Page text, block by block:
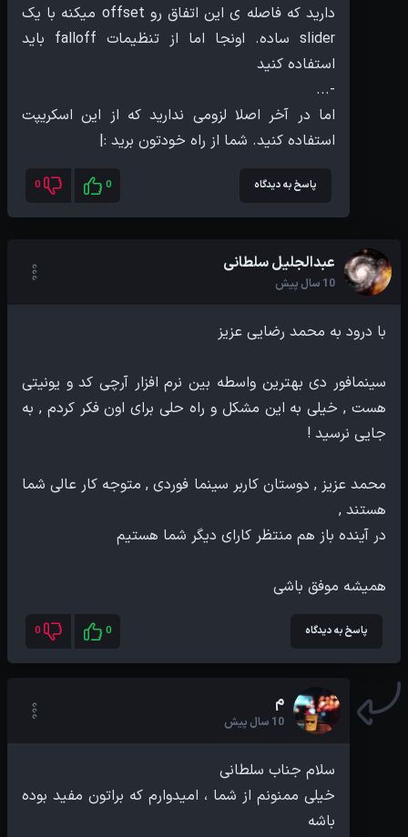
دارید که فاصله ی این اتفاق رو offset میکنه با یک
slider ساده. اونجا اما از تنظیمات falloff باید
اما در آخر اصلا لزومی ندارید که از این اسکریپت
استفاده کنید. شما از راه خودتون برید :|
پاسخ به دیدگاه 0
0
عبدالجلیل سلطانی
10 سال پیش
سینمافور دی بهترین واسطه بین نرم افزار آرچی کد و یونیتی
هست , خیلی به این مشکل و راه حلی برای اون فکر کردم , به
محمد عزیز , دوستان کاربر سینما فوردی , متوجه کار عالی شما
همیشه موفق باشی
پاسخ به دیدگاه 0
0
م
10 سال پیش
خیلی ممنونم از شما ، امیدوارم که براتون مفید بوده
باشه